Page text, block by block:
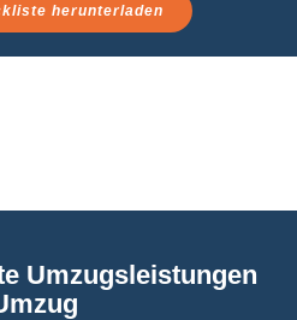
herunterladen
Umzugsleistungen